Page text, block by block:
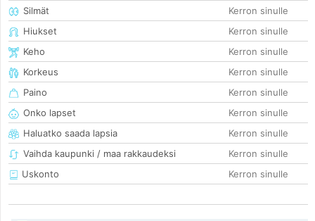
Silmät
Kerron sinulle
Hiukset
Kerron sinulle
Keho
Kerron sinulle
Korkeus
Kerron sinulle
Paino
Kerron sinulle
Onko lapset
Kerron sinulle
Haluatko saada lapsia
Kerron sinulle
Vaihda kaupunki / maa rakkaudeksi
Kerron sinulle
Uskonto
Kerron sinulle